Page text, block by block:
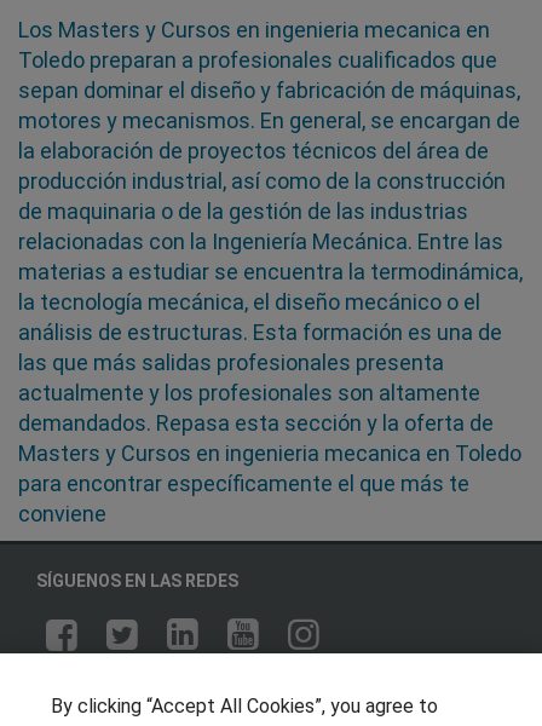
Los Masters y Cursos en ingenieria mecanica en
Toledo preparan a profesionales cualificados que
sepan dominar el diseño y fabricación de máquinas,
motores y mecanismos. En general, se encargan de
la elaboración de proyectos técnicos del área de
producción industrial, así como de la construcción
de maquinaria o de la gestión de las industrias
relacionadas con la Ingeniería Mecánica. Entre las
materias a estudiar se encuentra la termodinámica,
la tecnología mecánica, el diseño mecánico o el
análisis de estructuras. Esta formación es una de
las que más salidas profesionales presenta
actualmente y los profesionales son altamente
demandados. Repasa esta sección y la oferta de
Masters y Cursos en ingenieria mecanica en Toledo
para encontrar específicamente el que más te
conviene
SÍGUENOS EN LAS REDES
By clicking “Accept All Cookies”, you agree to